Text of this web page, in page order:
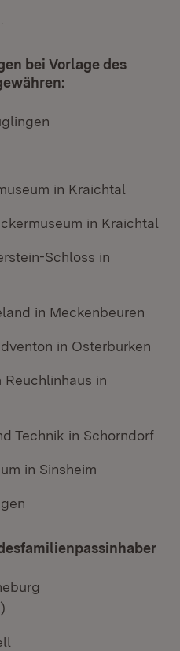
bei Vorlage des
in Kraichtal
in Kraichtal
Schloss in
in Meckenbeuren
in Osterburken
Reuchlinhaus in
Technik in Schorndorf
in Sinsheim